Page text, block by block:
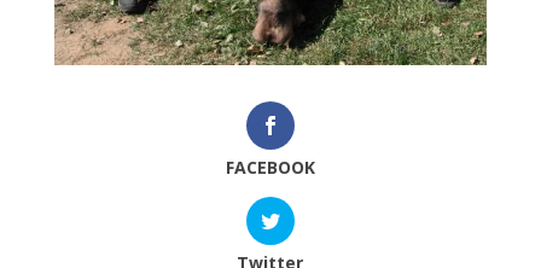
FACEBOOK
Twitter